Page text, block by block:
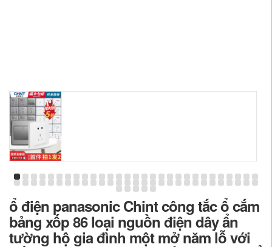
ổ điện panasonic Chint công tắc ổ cắm
bảng xốp 86 loại nguồn điện dây ẩn
tường hộ gia đình một mở năm lỗ với